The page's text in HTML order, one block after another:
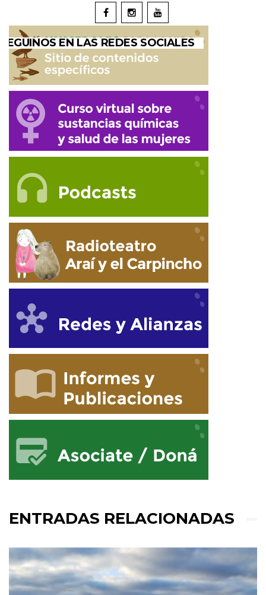
SEGUINOS EN LAS REDES SOCIALES
ENTRADAS RELACIONADAS